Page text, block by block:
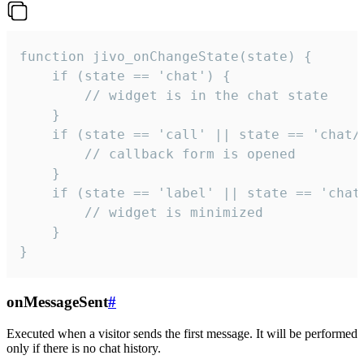
function jivo_onChangeState(state) {
    if (state == 'chat') {
        // widget is in the chat state
    }
if (state == 'call' || state ==
        // callback form is opened
    }
if (state == 'label' || state ==
        // widget is minimized
    }
}
onMessageSent#
Executed when a visitor sends the first message. It will be performed
only if there is no chat history.